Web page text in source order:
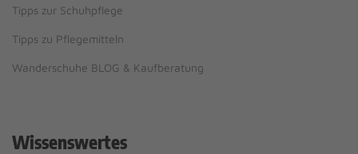
Tipps zur Schuhpflege
Tipps zu Pflegemitteln
Wanderschuhe BLOG & Kaufberatung
Wissenswertes